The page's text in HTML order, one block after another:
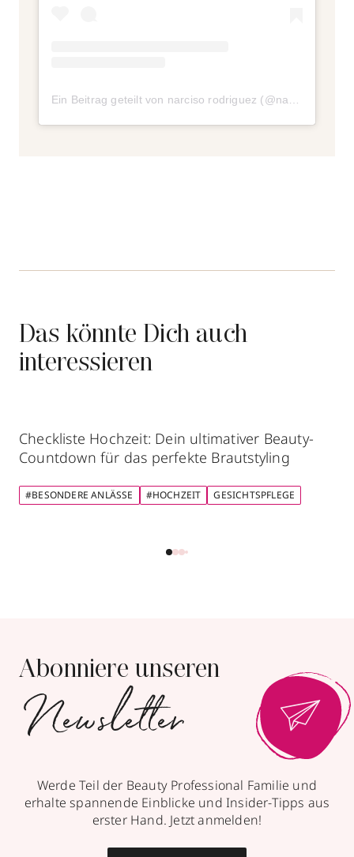
Ein Beitrag geteilt von narciso rodriguez (@narciso_rodriguez)
Das könnte Dich auch
interessieren
Checkliste Hochzeit: Dein ultimativer Beauty-
Countdown für das perfekte Brautstyling
#BESONDERE ANLÄSSE #HOCHZEIT GESICHTSPFLEGE
Abonniere unseren
Newsletter
Werde Teil der Beauty Professional Familie und
erhalte spannende Einblicke und Insider-Tipps aus
erster Hand. Jetzt anmelden!